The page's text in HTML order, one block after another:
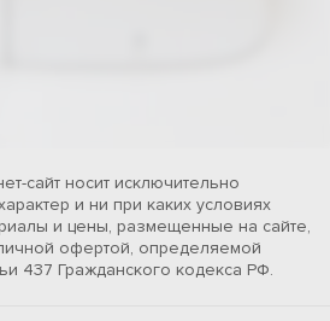
сайт носит исключительно
и ни при каких условиях
и цены, размещенные на сайте,
офертой, определяемой
437 Гражданского кодекса РФ.